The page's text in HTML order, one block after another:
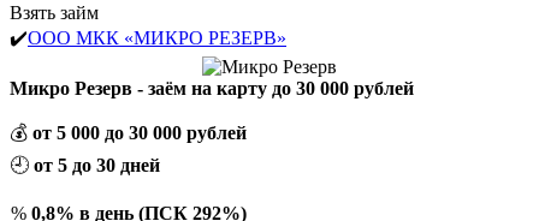
Взять займ
✔️ООО МКК «МИКРО РЕЗЕРВ»
Микро Резерв - заём на карту до 30 000 рублей
💰 от 5 000 до 30 000 рублей
🕘 от 5 до 30 дней
% 0,8% в день (ПСК 292%)